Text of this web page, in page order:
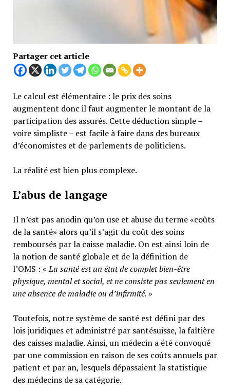
Partager cet article
Le calcul est élémentaire : le prix des soins
augmentent donc il faut augmenter le montant de la
participation des assurés. Cette déduction simple –
voire simpliste – est facile à faire dans des bureaux
d’économistes et de parlements de politiciens.
La réalité est bien plus complexe.
L’abus de langage
Il n’est pas anodin qu’on use et abuse du terme «coûts
de la santé» alors qu’il s’agit du coût des soins
remboursés par la caisse maladie. On est ainsi loin de
la notion de santé globale et de la définition de
l’OMS : «La santé est un état de complet bien-être
physique, mental et social, et ne consiste pas seulement en
une absence de maladie ou d’infirmité.»
Toutefois, notre système de santé est défini par des
lois juridiques et administré par santésuisse, la faîtière
des caisses maladie. Ainsi, un médecin a été convoqué
par une commission en raison de ses coûts annuels par
patient et par an, lesquels dépassaient la statistique
des médecins de sa catégorie.